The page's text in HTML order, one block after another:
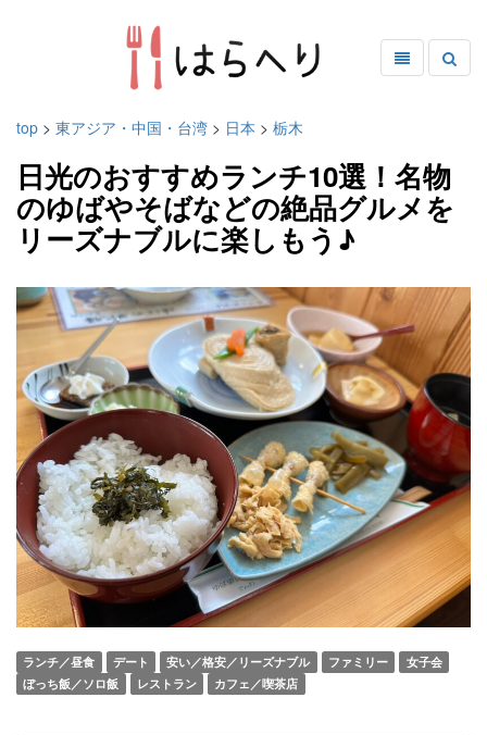
top > 東アジア・中国・台湾 > 日本 > 栃木
日光のおすすめランチ10選！名物
のゆばやそばなどの絶品グルメを
リーズナブルに楽しもう♪
ランチ／昼食 デート 安い／格安／リーズナブル ファミリー
女子会
ぼっち飯／ソロ飯
レストラン カフェ／喫茶店